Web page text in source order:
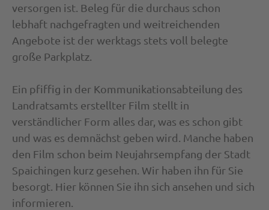
versorgen ist. Beleg für die durchaus schon
lebhaft nachgefragten und weitreichenden
Angebote ist der werktags stets voll belegte
große Parkplatz.
Ein pfiffig in der Kommunikationsabteilung des
Landratsamts erstellter Film stellt in
verständlicher Form alles dar, was es schon gibt
und was es demnächst geben wird. Manche haben
den Film schon beim Neujahrsempfang der Stadt
Spaichingen kurz gesehen. Wir haben ihn für Sie
besorgt. Hier können Sie ihn sich ansehen und sich
informieren.